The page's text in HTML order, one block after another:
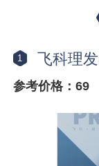
1 飞科理
参考价格：69